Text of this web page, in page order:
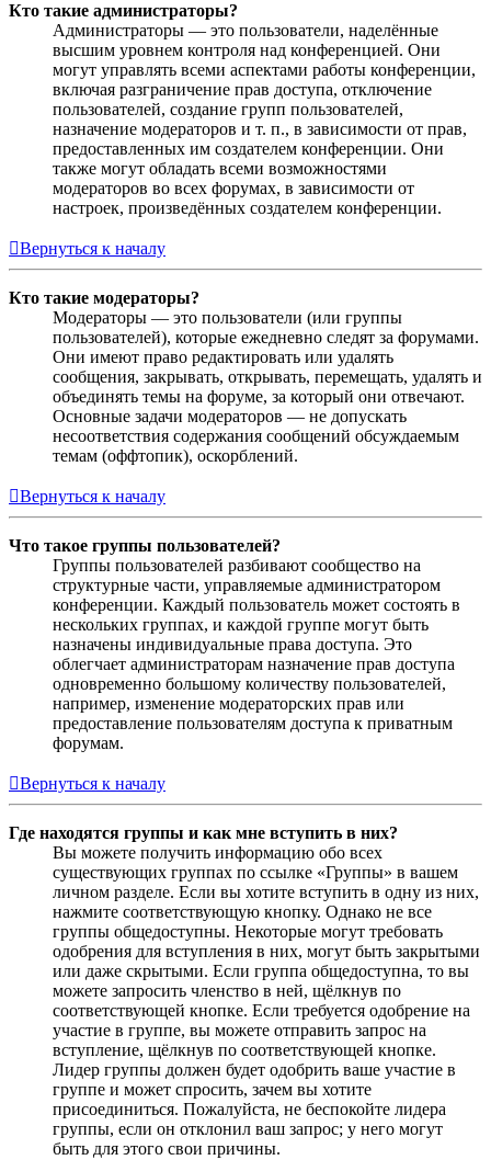
Кто такие администраторы?
Администраторы — это пользователи, наделённые
высшим уровнем контроля над конференцией. Они
могут управлять всеми аспектами работы конференции,
включая разграничение прав доступа, отключение
пользователей, создание групп пользователей,
назначение модераторов и т. п., в зависимости от прав,
предоставленных им создателем конференции. Они
также могут обладать всеми возможностями
модераторов во всех форумах, в зависимости от
настроек, произведённых создателем конференции.
Вернуться к началу
Кто такие модераторы?
Модераторы — это пользователи (или группы
пользователей), которые ежедневно следят за форумами.
Они имеют право редактировать или удалять
сообщения, закрывать, открывать, перемещать, удалять и
объединять темы на форуме, за который они отвечают.
Основные задачи модераторов — не допускать
несоответствия содержания сообщений обсуждаемым
темам (оффтопик), оскорблений.
Вернуться к началу
Что такое группы пользователей?
Группы пользователей разбивают сообщество на
структурные части, управляемые администратором
конференции. Каждый пользователь может состоять в
нескольких группах, и каждой группе могут быть
назначены индивидуальные права доступа. Это
облегчает администраторам назначение прав доступа
одновременно большому количеству пользователей,
например, изменение модераторских прав или
предоставление пользователям доступа к приватным
форумам.
Вернуться к началу
Где находятся группы и как мне вступить в них?
Вы можете получить информацию обо всех
существующих группах по ссылке «Группы» в вашем
личном разделе. Если вы хотите вступить в одну из них,
нажмите соответствующую кнопку. Однако не все
группы общедоступны. Некоторые могут требовать
одобрения для вступления в них, могут быть закрытыми
или даже скрытыми. Если группа общедоступна, то вы
можете запросить членство в ней, щёлкнув по
соответствующей кнопке. Если требуется одобрение на
участие в группе, вы можете отправить запрос на
вступление, щёлкнув по соответствующей кнопке.
Лидер группы должен будет одобрить ваше участие в
группе и может спросить, зачем вы хотите
присоединиться. Пожалуйста, не беспокойте лидера
группы, если он отклонил ваш запрос; у него могут
быть для этого свои причины.